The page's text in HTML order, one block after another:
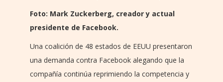
Foto: Mark Zuckerberg, creador y actual
presidente de Facebook.
Una coalición de 48 estados de EEUU presentaron
una demanda contra Facebook alegando que la
compañía continúa reprimiendo la competencia y